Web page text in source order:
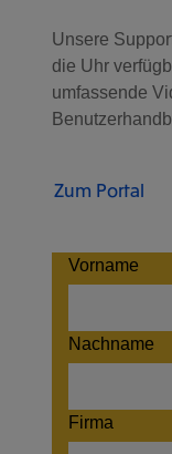
Unsere
die Uhr
umfassende
Zum Portal
Vorname
Nachname
Firma